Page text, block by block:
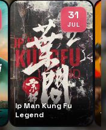
31
JUL
Ip Man Kung Fu
Legend